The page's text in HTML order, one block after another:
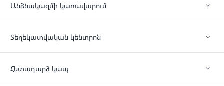
Անձնակազմի կառավարում
Տեղեկատվական կենտրոն
Հետադարձ կապ